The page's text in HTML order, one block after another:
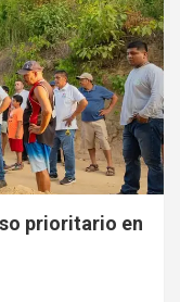
prioritario en